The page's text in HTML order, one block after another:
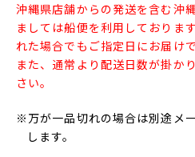
沖縄県店舗からの発送を含む沖
ましては船便を利用しておりま
れた場合でもご指定日にお届け
また、通常より配送日数が掛か
さい。
※万が一品切れの場合は別途メ
します。